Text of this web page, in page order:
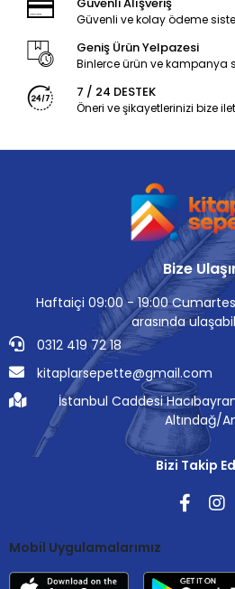
Güvenli ve kolay ödeme
Geniş Ürün Yelpazesi
Binlerce ürün ve kampanya
7 / 24 DESTEK
Öneri ve şikayetlerinizi bize
Bize
Haftaiçi 09:00 - 19:00
arasında
0312 419 72 18
kitaplarsepette@gmail.com
İstanbul Caddesi
Altındağ/
Bizi Takip
Mobil Uygulamalarımız